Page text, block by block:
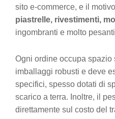
sito e-commerce, e il
piastrelle, rivestimenti,
ingombranti e molto
Ogni ordine occupa spazio
imballaggi robusti e deve
specifici, spesso dotati di
scarico a terra. Inoltre, il
direttamente sul costo del